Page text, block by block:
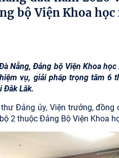
bộ Viện Khoa
Nẵng, Đảng bộ Viện Khoa
vụ, giải pháp trọng tâm
Đăk Lăk.
Đảng ủy, Viện trưởng,
2 thuộc Đảng Bộ Viện Khoa